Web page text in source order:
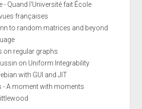
- Quand l'Université fait École
françaises
to random matrices and beyond
on regular graphs
on Uniform Integrability
with GUI and JIT
- A moment with moments